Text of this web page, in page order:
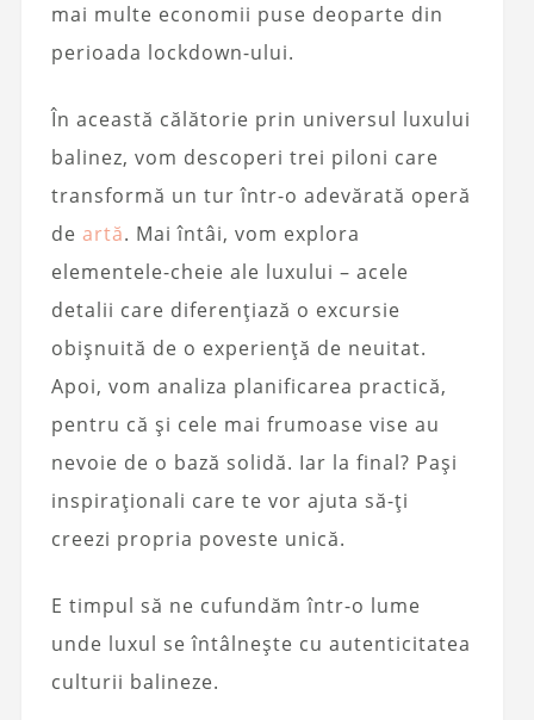
mai multe economii puse deoparte din
perioada lockdown-ului.
În această călătorie prin universul luxului
balinez, vom descoperi trei piloni care
transformă un tur într-o adevărată operă
de artă. Mai întâi, vom explora
elementele-cheie ale luxului – acele
detalii care diferențiază o excursie
obișnuită de o experiență de neuitat.
Apoi, vom analiza planificarea practică,
pentru că și cele mai frumoase vise au
nevoie de o bază solidă. Iar la final? Pași
inspiraționali care te vor ajuta să-ți
creezi propria poveste unică.
E timpul să ne cufundăm într-o lume
unde luxul se întâlnește cu autenticitatea
culturii balineze.